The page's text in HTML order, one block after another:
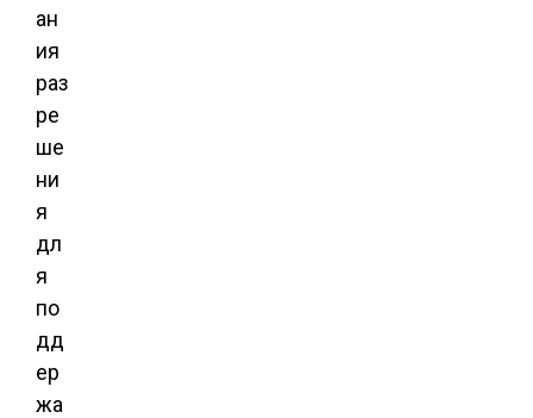
ан
ия
раз
ре
ше
ни
я
дл
я
по
дд
ер
жа